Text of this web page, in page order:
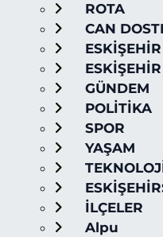
ROTA
CAN
ESKİŞEHİR
GÜNDEM
POLİTİKA
SPOR
YAŞAM
İLÇELER
Alpu